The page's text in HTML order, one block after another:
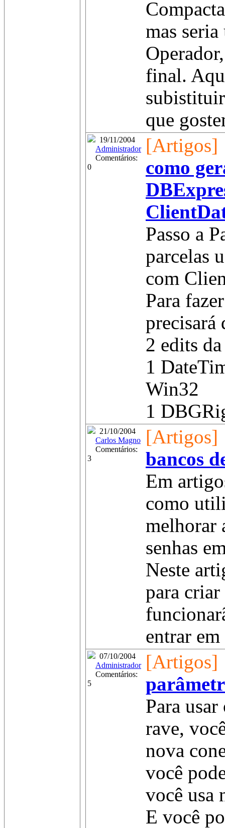
mas
final.
que
19/11/2004
Administrador
Comentários:
0
[Artigos]
como
Passo a
parcelas
com
Para
precisará
2 edits
1
Win32
1
21/10/2004
Carlos Magno
Comentários:
3
[Artigos]
bancos
Em
como
melhorar
senhas
Neste
para
entrar
07/10/2004
Administrador
Comentários:
5
[Artigos]
Para
rave,
nova
você
você usa
E você